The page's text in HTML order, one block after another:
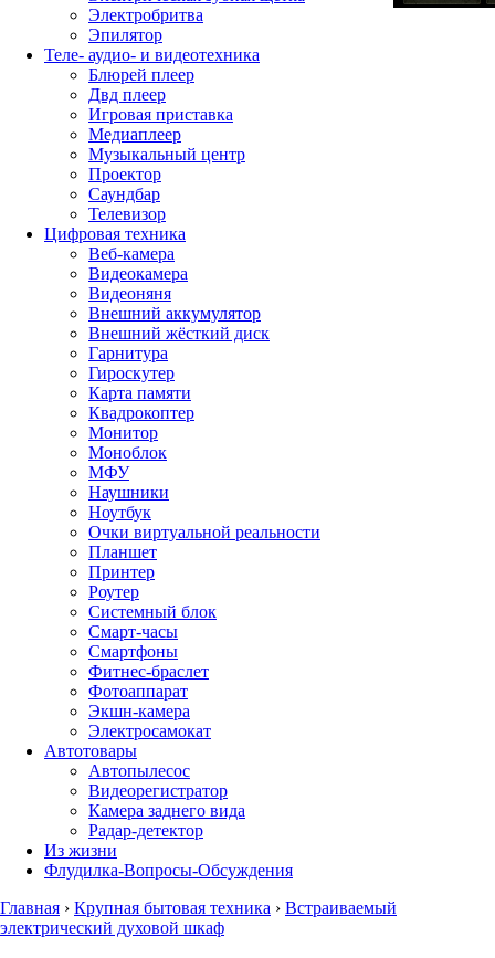
Электробритва
Эпилятор
Теле- аудио- и видеотехника
Блюрей плеер
Двд плеер
Игровая приставка
Медиаплеер
Музыкальный центр
Проектор
Саундбар
Телевизор
Цифровая техника
Веб-камера
Видеокамера
Видеоняня
Внешний аккумулятор
Внешний жёсткий диск
Гарнитура
Гироскутер
Карта памяти
Квадрокоптер
Монитор
Моноблок
МФУ
Наушники
Ноутбук
Очки виртуальной реальности
Планшет
Принтер
Роутер
Системный блок
Смарт-часы
Смартфоны
Фитнес-браслет
Фотоаппарат
Экшн-камера
Электросамокат
Автотовары
Автопылесос
Видеорегистратор
Камера заднего вида
Радар-детектор
Из жизни
Флудилка-Вопросы-Обсуждения
Главная › Крупная бытовая техника › Встраиваемый
электрический духовой шкаф